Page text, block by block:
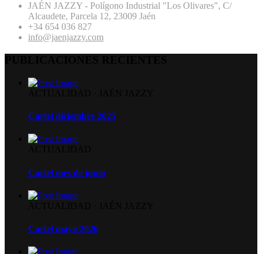
JAÉN JAZZY - Polígono Industrial "Los Olivares", C/
Alcaudete, Parcela 12, 23009 Jaén
+34 654 036 827
info@jaenjazzy.com
Cartel diciembre 2025
Cartel mes de junio
Cartel mayo 2026